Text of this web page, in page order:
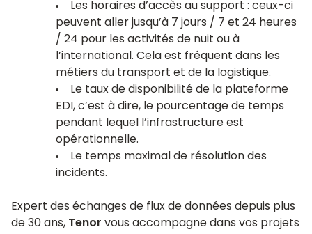
Les horaires d’accès au support : ceux-ci
peuvent aller jusqu’à 7 jours / 7 et 24 heures
/ 24 pour les activités de nuit ou à
l’international. Cela est fréquent dans les
métiers du transport et de la logistique.
Le taux de disponibilité de la plateforme
EDI, c’est à dire, le pourcentage de temps
pendant lequel l’infrastructure est
opérationnelle.
Le temps maximal de résolution des
incidents.
Expert des échanges de flux de données depuis plus
de 30 ans, Tenor vous accompagne dans vos projets